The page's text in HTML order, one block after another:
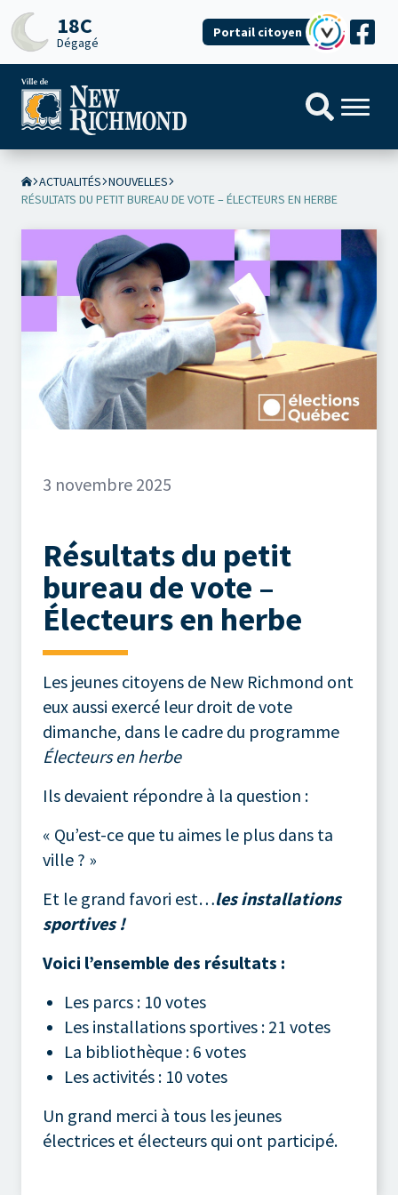
18C
Dégagé
Portail citoyen
ACTUALITÉS NOUVELLES
RÉSULTATS DU PETIT BUREAU DE VOTE – ÉLECTEURS EN HERBE
3 novembre 2025
Résultats du petit
bureau de vote –
Électeurs en herbe
Les jeunes citoyens de New Richmond ont
eux aussi exercé leur droit de vote
dimanche, dans le cadre du programme
Électeurs en herbe
Ils devaient répondre à la question :
« Qu’est-ce que tu aimes le plus dans ta
ville ? »
Et le grand favori est…les installations
sportives !
Voici l’ensemble des résultats :
Les parcs : 10 votes
Les installations sportives : 21 votes
La bibliothèque : 6 votes
Les activités : 10 votes
Un grand merci à tous les jeunes
électrices et électeurs qui ont participé.